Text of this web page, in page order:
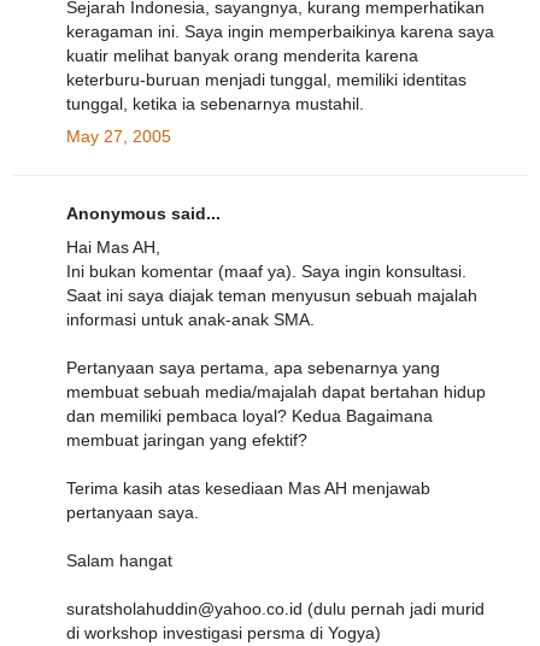
Sejarah Indonesia, sayangnya, kurang memperhatikan
keragaman ini. Saya ingin memperbaikinya karena saya
kuatir melihat banyak orang menderita karena
keterburu-buruan menjadi tunggal, memiliki identitas
tunggal, ketika ia sebenarnya mustahil.
May 27, 2005
Anonymous said...
Hai Mas AH,
Ini bukan komentar (maaf ya). Saya ingin konsultasi.
Saat ini saya diajak teman menyusun sebuah majalah
informasi untuk anak-anak SMA.
Pertanyaan saya pertama, apa sebenarnya yang
membuat sebuah media/majalah dapat bertahan hidup
dan memiliki pembaca loyal? Kedua Bagaimana
membuat jaringan yang efektif?
Terima kasih atas kesediaan Mas AH menjawab
pertanyaan saya.
Salam hangat
suratsholahuddin@yahoo.co.id (dulu pernah jadi murid
di workshop investigasi persma di Yogya)